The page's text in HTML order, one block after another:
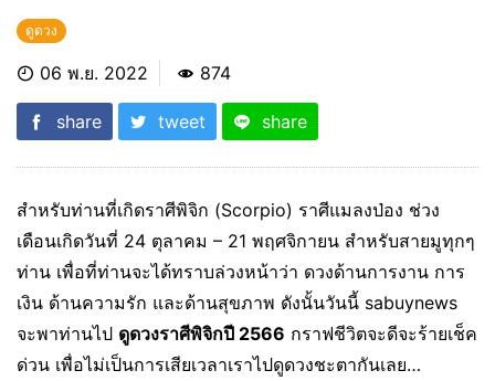
ดูดวง
06 พ.ย. 2022 874
share tweet share
สำหรับท่านที่เกิดราศีพิจิก (Scorpio) ราศีแมลงป่อง ช่วง
เดือนเกิดวันที่ 24 ตุลาคม – 21 พฤศจิกายน สำหรับสายมูทุกๆ
ท่าน เพื่อที่ท่านจะได้ทราบล่วงหน้าว่า ดวงด้านการงาน การ
เงิน ด้านความรัก และด้านสุขภาพ ดังนั้นวันนี้ sabuynews
จะพาท่านไป ดูดวงราศีพิจิกปี 2566 กราฟชีวิตจะดีจะร้ายเช็ค
ด่วน เพื่อไม่เป็นการเสียเวลาเราไปดูดวงชะตากันเลย…